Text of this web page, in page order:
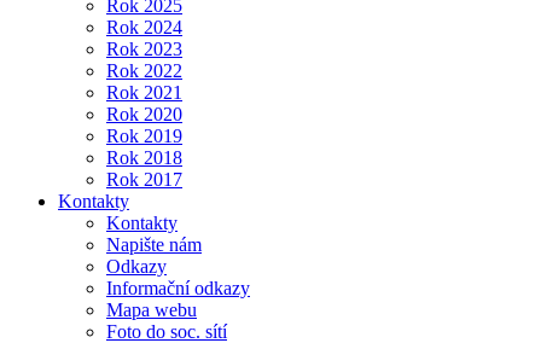
Rok 2025
Rok 2024
Rok 2023
Rok 2022
Rok 2021
Rok 2020
Rok 2019
Rok 2018
Rok 2017
Kontakty
Kontakty
Napište nám
Odkazy
Informační odkazy
Mapa webu
Foto do soc. sítí